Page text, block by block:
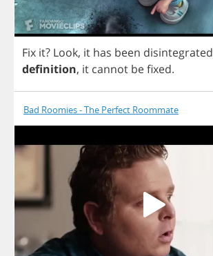
Fix it? Look, it has been disintegrated
definition, it cannot befixed.
Bad Roomies - The Perfect Roommate